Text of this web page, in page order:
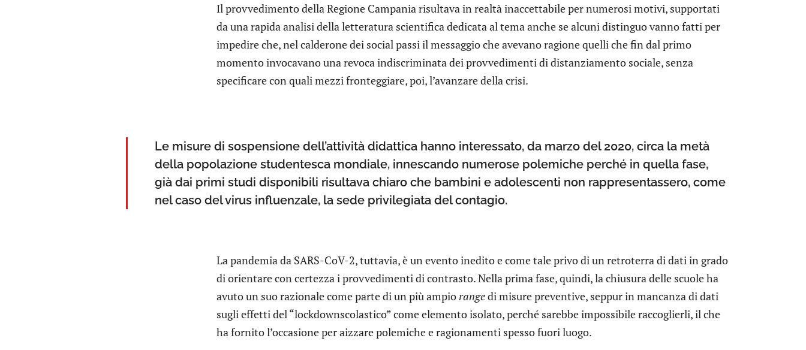
Il provvedimento della Regione Campania risultava in realtà inaccettabile per numerosi motivi, supportati
da una rapida analisi della letteratura scientifica dedicata al tema anche se alcuni distinguo vanno fatti per
impedire che, nel calderone dei social passi il messaggio che avevano ragione quelli che fin dal primo
momento invocavano una revoca indiscriminata dei provvedimenti di distanziamento sociale, senza
specificare con quali mezzi fronteggiare, poi, l’avanzare della crisi.
Le misure di sospensione dell’attività didattica hanno interessato, da marzo del 2020, circa la metà
della popolazione studentesca mondiale, innescando numerose polemiche perché in quella fase,
già dai primi studi disponibili risultava chiaro che bambini e adolescenti non rappresentassero, come
nel caso del virus influenzale, la sede privilegiata del contagio.
La pandemia da SARS-CoV-2, tuttavia, è un evento inedito e come tale privo di un retroterra di dati in grado
di orientare con certezza i provvedimenti di contrasto. Nella prima fase, quindi, la chiusura delle scuole ha
avuto un suo razionale come parte di un più ampiorangedi misure preventive, seppur in mancanza di dati
sugli effetti del “lockdownscolastico” come elemento isolato, perché sarebbe impossibile raccoglierli, il che
ha fornito l’occasione per aizzare polemiche e ragionamenti spesso fuori luogo.